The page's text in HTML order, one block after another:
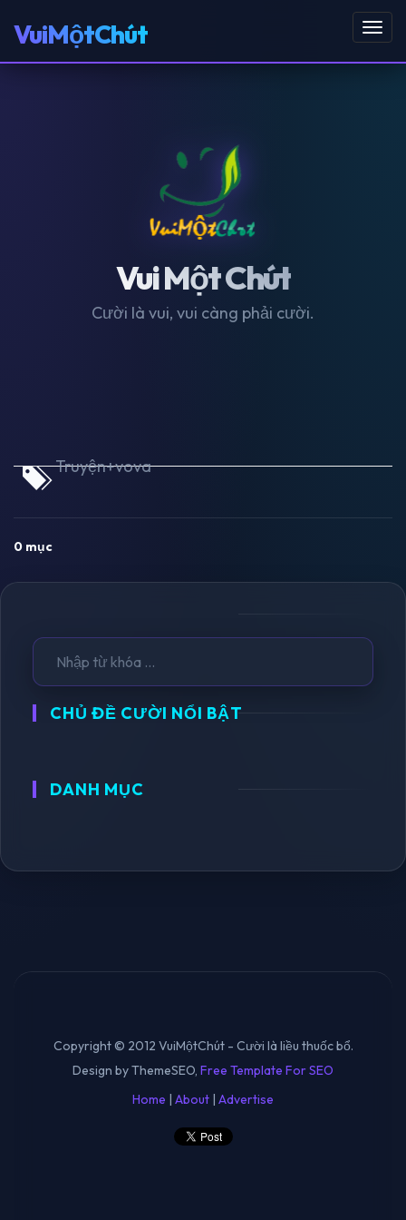
VuiMộtChút
Vui Một Chút
Cười là vui, vui càng phải cười.
Truyện+vova
0 mục
CHỦ ĐỀ CƯỜI NỔI BẬT
DANH MỤC
Copyright © 2012 VuiMộtChút - Cười là liều thuốc bổ.
Design by ThemeSEO, Free Template For SEO
Home | About | Advertise